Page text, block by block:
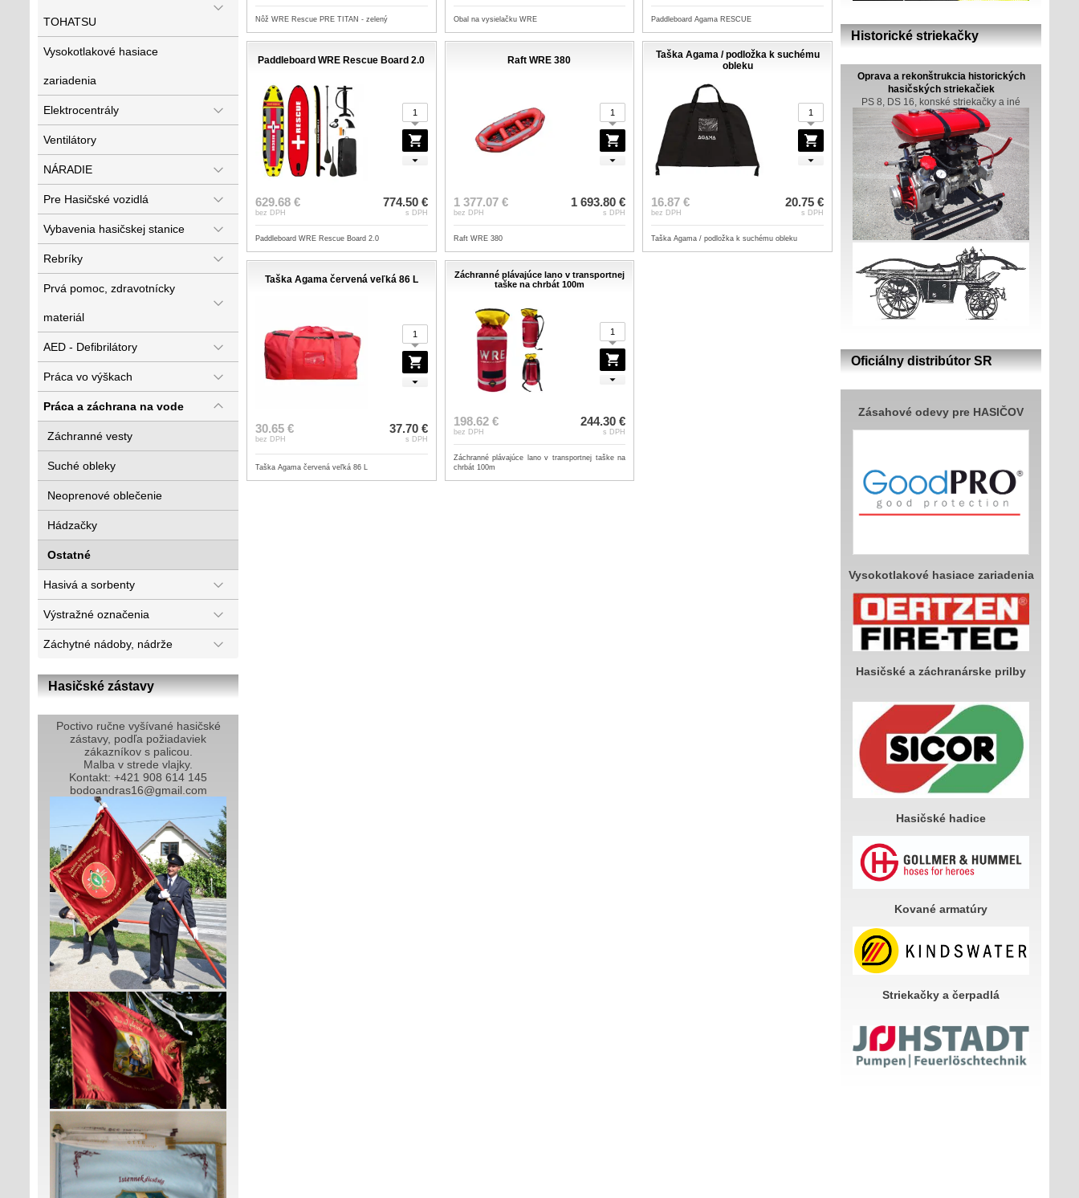
TOHATSU
Vysokotlakové hasiace
zariadenia
Elektrocentrály
Ventilátory
NÁRADIE
Pre Hasičské vozidlá
Vybavenia hasičskej stanice
Rebríky
Prvá pomoc, zdravotnícky
materiál
AED - Defibrilátory
Práca vo výškach
Práca a záchrana na vode
Záchranné vesty
Suché obleky
Neoprenové oblečenie
Hádzačky
Ostatné
Hasivá a sorbenty
Výstražné označenia
Záchytné nádoby, nádrže
Hasičské zástavy
Poctivo ručne vyšívané hasičské
zástavy, podľa požiadaviek
zákazníkov s palicou.
Malba v strede vlajky.
Kontakt: +421 908 614 145
bodoandras16@gmail.com
Historické striekačky
Oprava a rekonštrukcia historických
hasičských striekačiek
PS 8, DS 16, konské striekačky a iné
Oficiálny distribútor SR
Zásahové odevy pre HASIČOV
Vysokotlakové hasiace zariadenia
Hasičské a záchranárske prilby
Hasičské hadice
Kované armatúry
Striekačky a čerpadlá
Nôž WRE Rescue PRE TITAN - zelený Obal na vysielačku WRE Paddleboard Agama RESCUE
Paddleboard WRE Rescue Board 2.0
629.68 €
bez DPH
774.50 €
s DPH
Paddleboard WRE Rescue Board 2.0
Raft WRE 380
1 377.07 €
bez DPH
1 693.80 €
s DPH
Raft WRE 380
Taška Agama / podložka k suchému
obleku
16.87 €
bez DPH
20.75 €
s DPH
Taška Agama / podložka k suchému obleku
Taška Agama červená veľká 86 L
30.65 €
bez DPH
37.70 €
s DPH
Taška Agama červená veľká 86 L
Záchranné plávajúce lano v transportnej
taške na chrbát 100m
198.62 €
bez DPH
244.30 €
s DPH
Záchranné plávajúce lano v transportnej taške na
chrbát 100m